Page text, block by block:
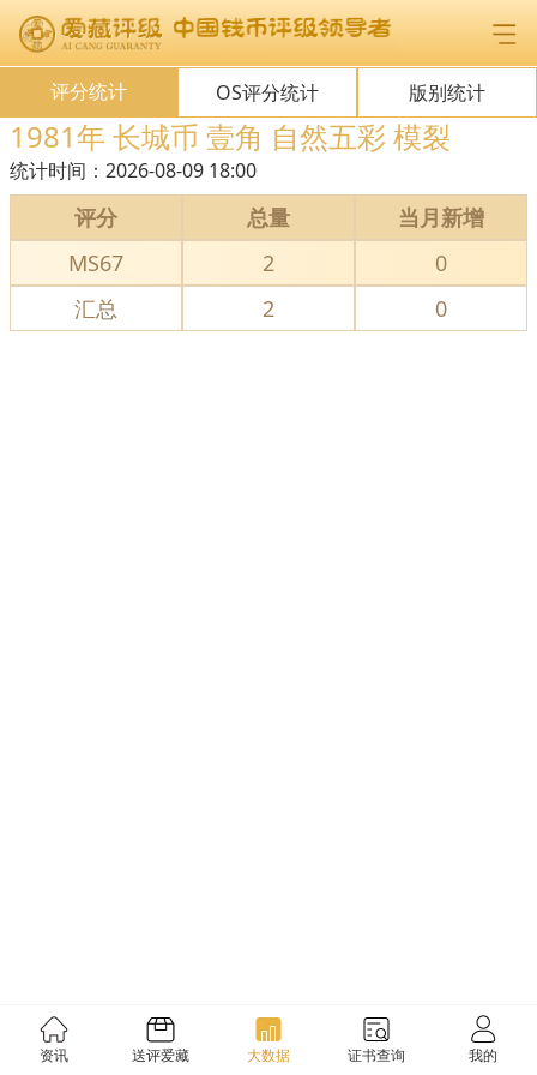
评分统计 OS评分统计 版别统计
1981年 长城币 壹角 自然五彩 模裂
统计时间： 2026-08-09 18:00
评分 总量
当月新增
MS67
2
0
汇总
2 0
资讯 送评爱藏 大数据 证书查询 我的